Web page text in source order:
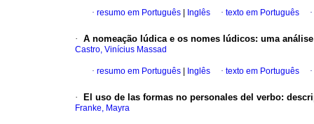
· resumo em Português Inglês · texto em Português ·
· A nomeação lúdica e os nomes lúdicos: uma
Castro, Vinícius Massad
· resumo em Português Inglês · texto em Português ·
· El uso de las formas no personales del verbo:
Franke, Mayra